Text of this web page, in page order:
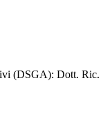
(DSGA): Dott. Ric.